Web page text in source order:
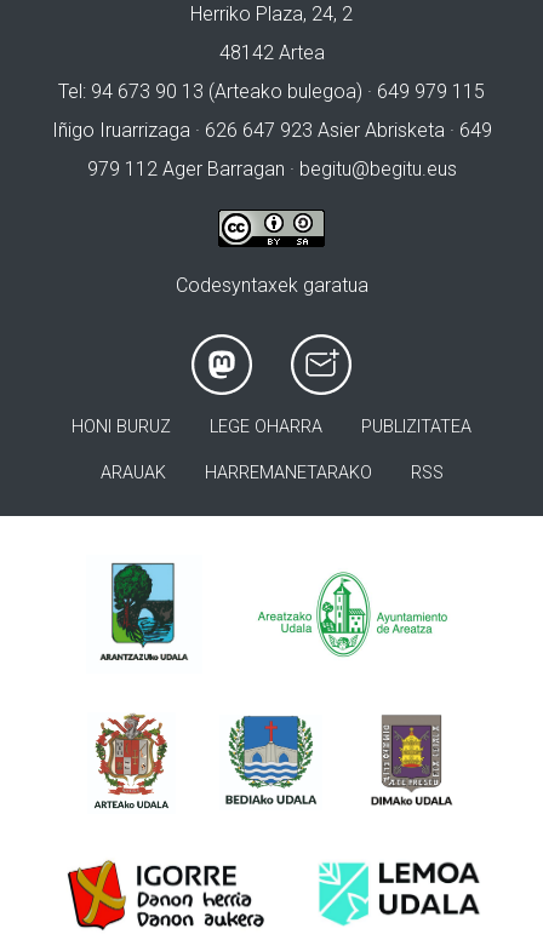
Herriko Plaza, 24, 2
48142 Artea
Tel: 94 673 90 13 (Arteako bulegoa) · 649 979 115
Iñigo Iruarrizaga · 626 647 923 Asier Abrisketa · 649
979 112 Ager Barragan · begitu@begitu.eus
Codesyntaxek garatua
HONI BURUZ LEGE OHARRA PUBLIZITATEA
ARAUAK HARREMANETARAKO RSS